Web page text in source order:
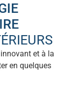
et à la
en quelques